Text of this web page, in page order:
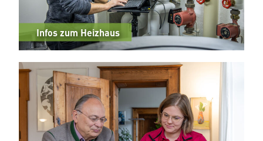
Infos zum Heizhaus